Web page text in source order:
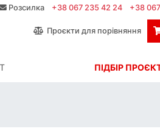
Розсилка +38 067 235 42 24 +38
Проєкти для порівняння
ПІДБІР